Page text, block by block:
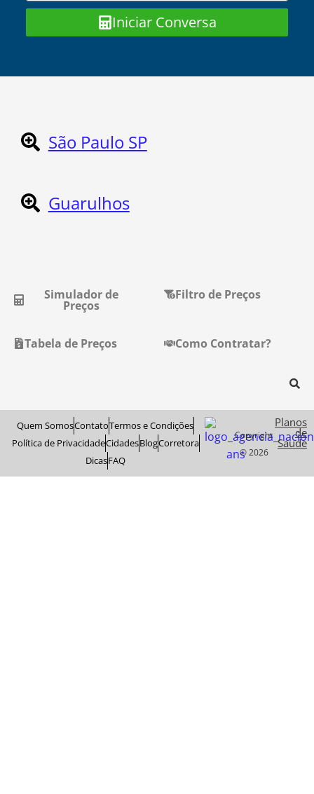
Iniciar Conversa
São Paulo SP
Guarulhos
Simulador de
Preços
Filtro de Preços
Tabela de Preços Como Contratar?
Quem SomosContatoTermos e Condições
Política de PrivacidadeCidadesBlogCorretora
DicasFAQ
Copyright
© 2026
Planos
de
Saude